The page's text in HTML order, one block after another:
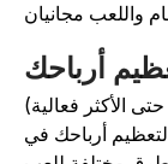
أرباحك
فعالية)